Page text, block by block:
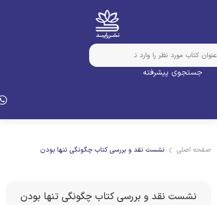
جستجوی پیشرفته
اصلی نشست نقد و بررسی کتاب چگونگی تنها بودن
نشست نقد و بررسی کتاب چگونگی تنها بودن